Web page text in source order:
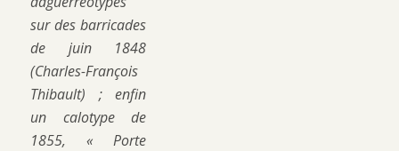
sur des barricades
de juin 1848
(Charles-François
Thibault) ; enfin
un calotype de
1855, « Porte